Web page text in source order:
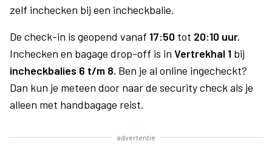
zelf inchecken bij een incheckbalie.
De check-in is geopend vanaf 17:50 tot 20:10 uur.
Inchecken en bagage drop-off is in Vertrekhal 1 bij
incheckbalies 6 t/m 8. Ben je al online ingecheckt?
Dan kun je meteen door naar de security check als je
alleen met handbagage reist.
advertentie